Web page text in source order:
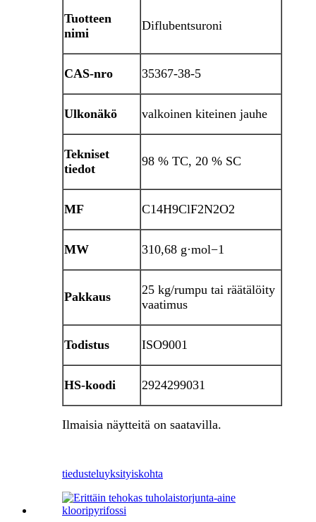
Tuotteen
nimi
Diflubentsuroni
CAS-nro 35367-38-5
Ulkonäkö valkoinen kiteinen jauhe
Tekniset
tiedot
98 % TC, 20 % SC
MF C14H9ClF2N2O2
MW 310,68 g·mol−1
Pakkaus
25 kg/rumpu tai räätälöity
vaatimus
Todistus ISO9001
HS-koodi 2924299031
Ilmaisia ​​näytteitä on saatavilla.
tiedusteluyksityiskohta